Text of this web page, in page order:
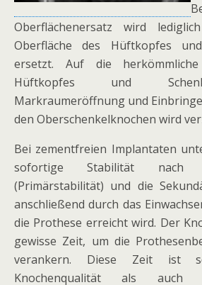
Oberflächenersatz wird
Oberfläche des Hüftkopfes
ersetzt. Auf die
Hüftkopfes und
Markraumeröffnung und
den Oberschenkelknochen wird
Bei zementfreien Implantaten
sofortige Stabilität nach
(Primärstabilität) und die
anschließend durch das
die Prothese erreicht wird. Der
gewisse Zeit, um die
verankern. Diese Zeit ist
Knochenqualität als auch